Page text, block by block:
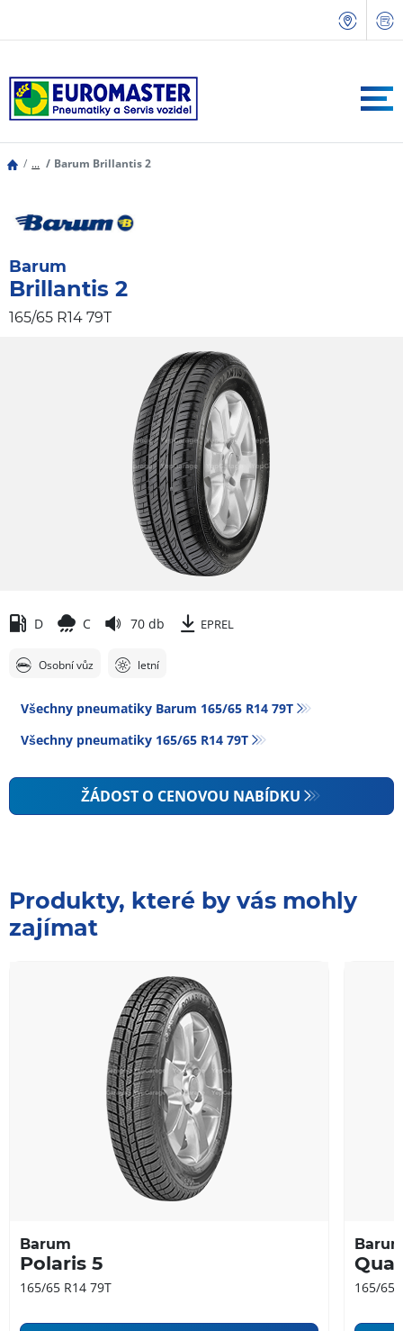
... Barum Brillantis 2
Barum
Brillantis 2
165/65 R14 79T
D C 70 db EPREL
Osobní vůz letní
Všechny pneumatiky Barum 165/65 R14 79T
Všechny pneumatiky‎ 165/65 R14 79T
ŽÁDOST O CENOVOU NABÍDKU
Produkty, které by vás mohly
zajímat
Barum
Polaris 5
165/65 R14 79T 165/65